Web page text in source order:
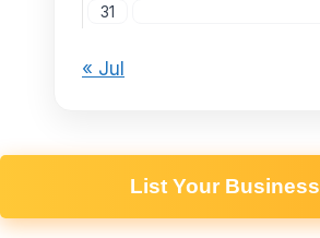
31
« Jul
List Your Business